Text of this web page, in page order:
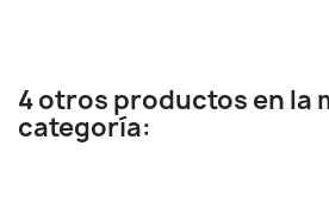
4 otros productos en la
categoría: